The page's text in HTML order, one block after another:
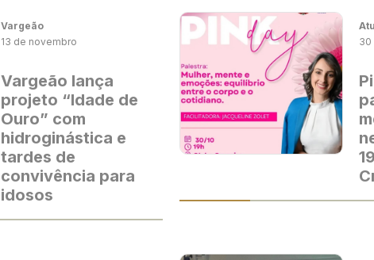
Vargeão
13 de novembro
Vargeão lança
projeto “Idade de
Ouro” com
hidroginástica e
tardes de
convivência para
idosos
30